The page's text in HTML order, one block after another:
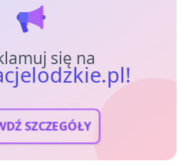
się na
SZCZEGÓŁY